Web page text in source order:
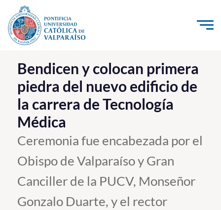
Click acá para ir directamente al contenido
La Universidad
Investigación, Creación e Innovación
PUCV Internacional
Vinculación con el Medio
Admisión
Pregrado
Postgrado
Bendicen y colocan primera
piedra del nuevo edificio de
la carrera de Tecnología
Médica
Ceremonia fue encabezada por el
Obispo de Valparaíso y Gran
Canciller de la PUCV, Monseñor
Gonzalo Duarte, y el rector